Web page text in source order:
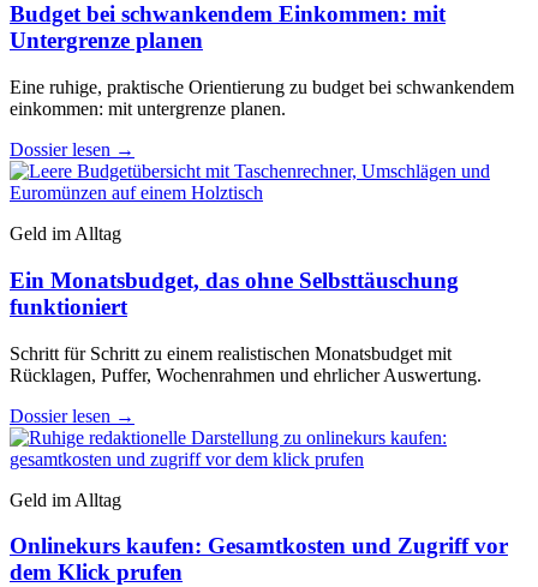
Budget bei schwankendem Einkommen: mit
Untergrenze planen
Eine ruhige, praktische Orientierung zu budget bei schwankendem
einkommen: mit untergrenze planen.
Dossier lesen →
Geld im Alltag
Ein Monatsbudget, das ohne Selbsttäuschung
funktioniert
Schritt für Schritt zu einem realistischen Monatsbudget mit
Rücklagen, Puffer, Wochenrahmen und ehrlicher Auswertung.
Dossier lesen →
Geld im Alltag
Onlinekurs kaufen: Gesamtkosten und Zugriff vor
dem Klick prufen